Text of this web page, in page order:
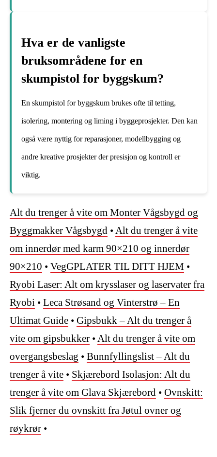
Hva er de vanligste
bruksområdene for en
skumpistol for byggskum?
En skumpistol for byggskum brukes ofte til tetting,
isolering, montering og liming i byggeprosjekter. Den kan
også være nyttig for reparasjoner, modellbygging og
andre kreative prosjekter der presisjon og kontroll er
viktig.
Alt du trenger å vite om Monter Vågsbygd og
Byggmakker Vågsbygd •Alt du trenger å vite
om innerdør med karm 90×210 og innerdør
90×210 • VegGPLATER TIL DITT HJEM •
Ryobi Laser: Alt om krysslaser og laservater fra
Ryobi • Leca Strøsand og Vinterstrø – En
Ultimat Guide • Gipsbukk – Alt du trenger å
vite om gipsbukker •Alt du trenger å vite om
overgangsbeslag • Bunnfyllingslist – Alt du
trenger å vite • Skjærebord Isolasjon: Alt du
trenger å vite om Glava Skjærebord • Ovnskitt:
Slik fjerner du ovnskitt fra Jøtul ovner og
røykrør •